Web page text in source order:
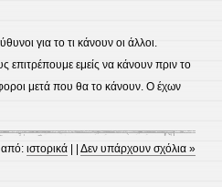
για το τι κάνουν οι άλλοι.
επιτρέπουμε εμείς να κάνουν πριν το
μετά που θα το κάνουν. Ο έχων
από:ιστορικά | |Δεν υπάρχουν σχόλια »